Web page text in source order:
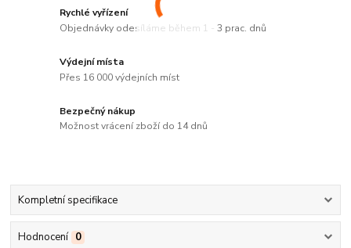
Rychlé vyřízení
Objednávky odesíláme během 1 - 3 prac. dnů
Výdejní místa
Přes 16 000 výdejních míst
Bezpečný nákup
Možnost vrácení zboží do 14 dnů
Kompletní specifikace
Hodnocení 0